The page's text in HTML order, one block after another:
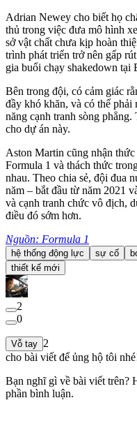
Adrian Newey cho biết họ
thủ trong việc đưa mô hình
sở vật chất chưa kịp hoàn
trình phát triển trở nên gấp
gia buổi chạy shakedown tại
Bên trong đội, có cảm giác
đầy khó khăn, và có thể
năng cạnh tranh sòng
cho dự án này.
Aston Martin cũng nhận
Formula 1 và thách thức
nhau. Theo chia sẻ, đội đua
năm – bắt đầu từ năm 2021
và cạnh tranh chức vô địch,
điều đó sớm hơn.
Nguồn: Formula 1
hệ thống động lực sự cố
thiết kế mới
2
0
Vỗ tay 2
cho bài viết để ủng hộ tôi
Bạn nghĩ gì về bài viết trên?
phần bình luận.